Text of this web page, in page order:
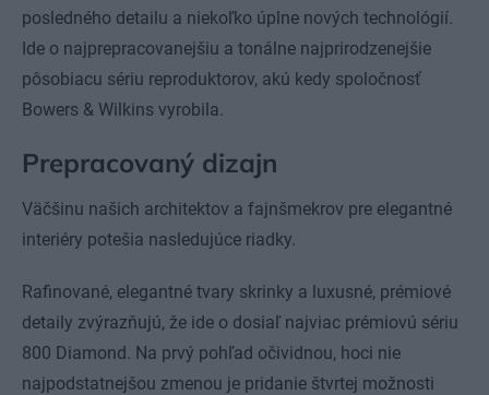
posledného detailu a niekoľko úplne nových technológií.
Ide o najprepracovanejšiu a tonálne najprirodzenejšie
pôsobiacu sériu reproduktorov, akú kedy spoločnosť
Bowers & Wilkins vyrobila.
Prepracovaný dizajn
Väčšinu našich architektov a fajnšmekrov pre elegantné
interiéry potešia nasledujúce riadky.
Rafinované, elegantné tvary skrinky a luxusné, prémiové
detaily zvýrazňujú, že ide o dosiaľ najviac prémiovú sériu
800 Diamond. Na prvý pohľad očividnou, hoci nie
najpodstatnejšou zmenou je pridanie štvrtej možnosti